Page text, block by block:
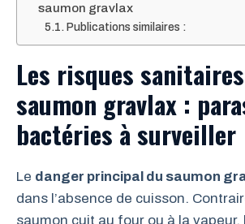
saumon gravlax
Publications similaires :
Les risques
saumon gravlax :
bactéries à surveiller
Le danger principal du saumon
dans l’absence de cuisson.
saumon cuit au four ou à la